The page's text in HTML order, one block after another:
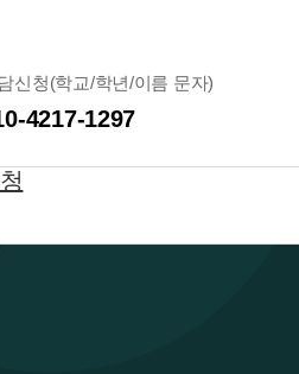
신청(학교/학년/이름 문자)
4217-1297